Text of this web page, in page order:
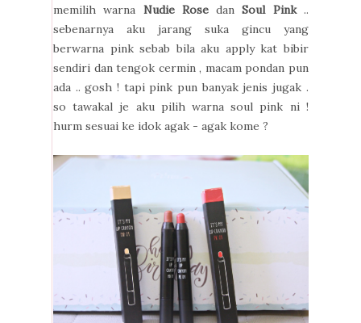
memilih warna Nudie RosedanSoul Pink..
sebenarnya aku jarang suka gincu yang
berwarna pink sebab bila aku apply kat bibir
sendiri dan tengok cermin , macam pondan pun
ada .. gosh ! tapi pink pun banyak jenis jugak .
so tawakal je aku pilih warna soul pink ni !
hurm sesuai ke idok agak - agak kome ?